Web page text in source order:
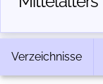
Verzeichnisse